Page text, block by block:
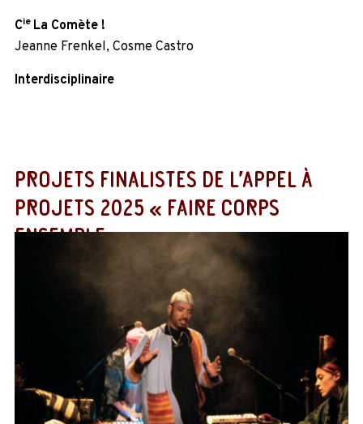
Cie La Comète !
Jeanne Frenkel, Cosme Castro
Interdisciplinaire
PROJETS FINALISTES DE L’APPEL À
PROJETS 2025 « FAIRE CORPS
ENSEMBLE »